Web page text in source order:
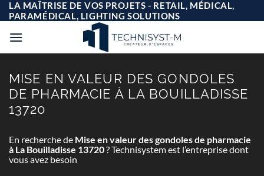
Passer
au
contenu
LA MAÎTRISE DE VOS PROJETS - RETAIL, MÉDICAL,
PARAMÉDICAL, LIGHTING SOLUTIONS
MISE EN VALEUR DES GONDOLES
DE PHARMACIE À LA BOUILLADISSE
13720
En recherche de Mise en valeur des gondoles de pharmacie
à La Bouilladisse 13720? Technisystem est l’entreprise dont
vous avez besoin